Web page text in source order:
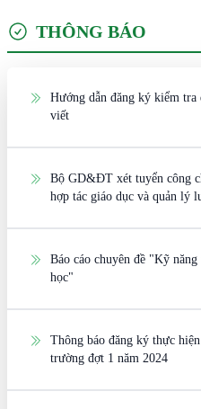
THÔNG BÁO
Hướng dẫn đăng ký kiểm
viết
Bộ GD&ĐT xét tuyển công
hợp tác giáo dục và quản lý
Báo cáo chuyên đề "Kỹ
học"
Thông báo đăng ký thực
trường đợt 1 năm 2024